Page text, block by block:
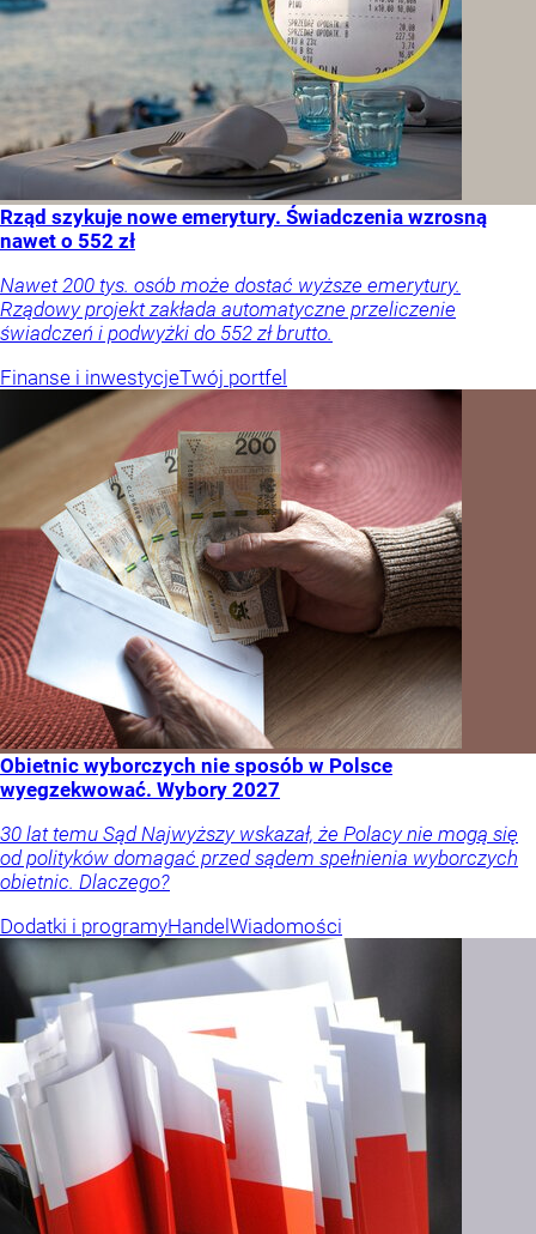
Rząd szykuje nowe emerytury. Świadczenia wzrosną
nawet o 552 zł
Nawet 200 tys. osób może dostać wyższe emerytury.
Rządowy projekt zakłada automatyczne przeliczenie
świadczeń i podwyżki do 552 zł brutto.
Finanse i inwestycjeTwój portfel
Obietnic wyborczych nie sposób w Polsce
wyegzekwować. Wybory 2027
30 lat temu Sąd Najwyższy wskazał, że Polacy nie mogą się
od polityków domagać przed sądem spełnienia wyborczych
obietnic. Dlaczego?
Dodatki i programyHandel Wiadomości